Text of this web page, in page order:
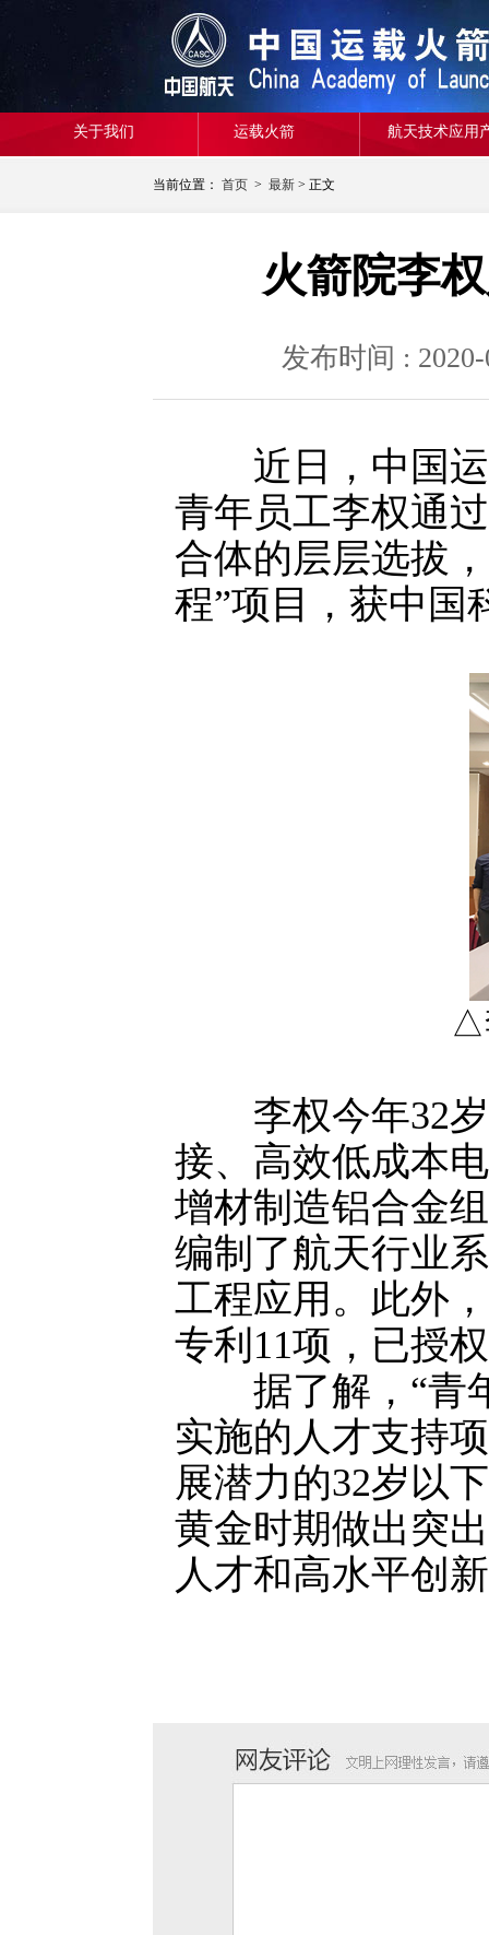
关于我们 运载火箭 航天技术应用
当前位置： 首页 > 最新 > 正文
火箭院李
发布时间 :
近日，中国运
青年员工李权通
合体的层层选拔
程”项目，获中国
△
李权今年32岁
接、高效低成本
增材制造铝合金
编制了航天行业
工程应用。此外
专利11项，已授
据了解，“青年
实施的人才支持
展潜力的32岁以
黄金时期做出突
人才和高水平创